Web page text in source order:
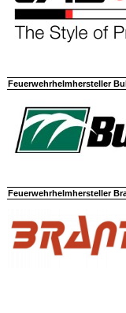
Feuerwehrhelmhersteller
Feuerwehrhelmhersteller